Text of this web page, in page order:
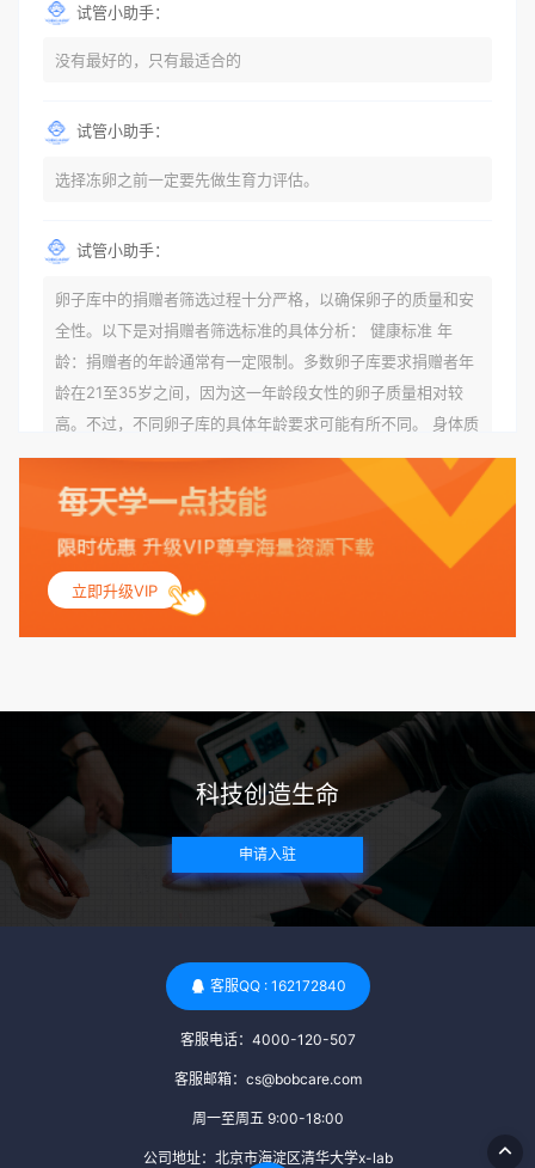
试管小助手：
没有最好的，只有最适合的
试管小助手：
选择冻卵之前一定要先做生育力评估。
试管小助手：
卵子库中的捐赠者筛选过程十分严格，以确保卵子的质量和安
全性。以下是对捐赠者筛选标准的具体分析： 健康标准 年
龄：捐赠者的年龄通常有一定限制。多数卵子库要求捐赠者年
龄在21至35岁之间，因为这一年龄段女性的卵子质量相对较
高。不过，不同卵子库的具体年龄要求可能有所不同。 身体质
量指数（BMI）：捐赠者的BMI通常需要在正常范围内，以确
保其身体健康状况良好。过高的BMI可能与多种健康问题相关
联，包括不孕症和妊娠并发症。 生殖健康：捐赠者需要有规律
的月经期，无生殖障碍或异常问题。此外，还需要进行详细的
妇科检查，以确保其生殖系统的健康。 遗传病史与家族病史：
捐赠者及其家庭成员需要无严重的遗传病史、精神病史和传染
病史。这通常需要通过基因检测、家族史调查和医疗记录审查
带任何可传染给受卵者的病原体。 药物与生活习惯：捐赠者需
要是非尼古丁使用者、非吸烟者、非吸毒者，并且未使用可能
影响卵子质量的药物，如某些精神药物和避孕植入物。 学历与
心理标准 学历要求：部分卵子库对捐赠者的学历有一定要求，
但这并非普遍标准。一些卵子库可能更倾向于选择受过高等教
育的女性作为捐赠者，但这并不是绝对的筛选条件。 心理状态
评估：捐赠者需要进行心理状态评估，以确定其对捐赠过程的
于确保捐赠者在捐赠过程中保持积极的心态，并理解其捐赠行
为的意义。 其他标准 责任心与沟通能力：由于捐卵过程的时
间不确定性，捐赠者需要有责任心，善于沟通，并尊重预约和
时间表。这有助于确保捐赠周期的顺利进行，并保障受卵者的
立即升级VIP
科技创造生命
申请入驻
客服QQ : 162172840
客服电话：4000-120-507
客服邮箱：cs@bobcare.com
周一至周五 9:00-18:00
公司地址：北京市海淀区清华大学x-lab